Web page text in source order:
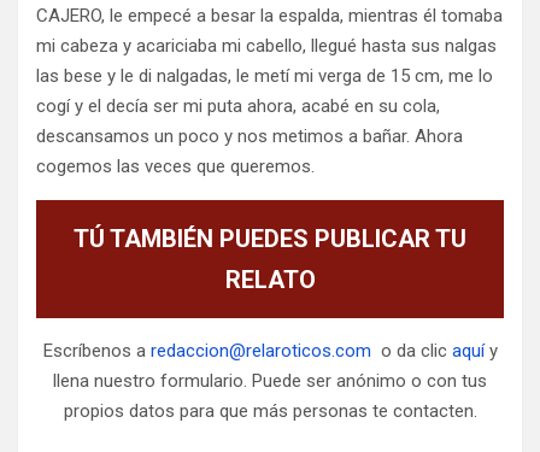
CAJERO, le empecé a besar la espalda, mientras él tomaba
mi cabeza y acariciaba mi cabello, llegué hasta sus nalgas
las bese y le di nalgadas, le metí mi verga de 15 cm, me lo
cogí y el decía ser mi puta ahora, acabé en su cola,
descansamos un poco y nos metimos a bañar. Ahora
cogemos las veces que queremos.
TÚ TAMBIÉN PUEDES PUBLICAR TU
RELATO
Escríbenos a redaccion@relaroticos.com o da clic aquíy
llena nuestro formulario. Puede ser anónimo o con tus
propios datos para que más personas te contacten.